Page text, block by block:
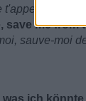
pour
save me from
sauve-moi
ich könnte